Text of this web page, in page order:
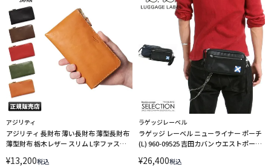
アジリティ
アジリティ 長財布 薄い長財布 薄型長財布
薄型財布 栃木レザー スリム L字ファスナ
¥13,200税込
ラゲッジレーベル
ラゲッジ レーベル ニューライナー ポーチ
(L) 960-09525 吉田カバン ウエストポーチ
¥26,400税込